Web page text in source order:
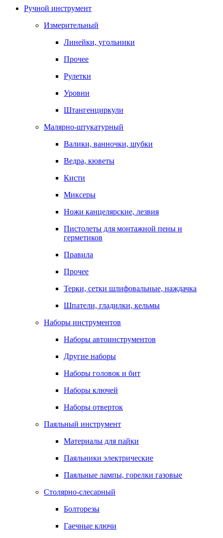
Ручной инструмент
Измерительный
Линейки, угольники
Прочее
Рулетки
Уровни
Штангенциркули
Малярно-штукатурный
Валики, ванночки, шубки
Ведра, кюветы
Кисти
Миксеры
Ножи канцелярские, лезвия
Пистолеты для монтажной пены и
герметиков
Правила
Прочее
Терки, сетки шлифовальные, наждачка
Шпатели, гладилки, кельмы
Наборы инструментов
Наборы автоинструментов
Другие наборы
Наборы головок и бит
Наборы ключей
Наборы отверток
Паяльный инструмент
Материалы для пайки
Паяльники электрические
Паяльные лампы, горелки газовые
Столярно-слесарный
Болторезы
Гаечные ключи